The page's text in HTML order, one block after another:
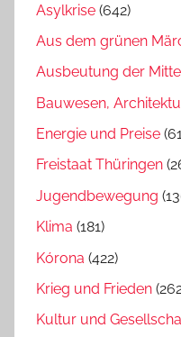
Asylkrise (642)
Aus dem grünen
Ausbeutung der
Bauwesen,
Energie und Preise
Freistaat Thüringen
Jugendbewegung
Klima (181)
Kórona (422)
Krieg und Frieden
Kultur und